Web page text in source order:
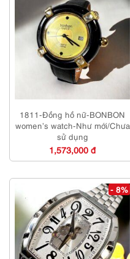
1811-Đồng hồ nữ-BONBON
women’s watch-Như mới/Chưa
sử dụng
1,573,000 đ
- 8%